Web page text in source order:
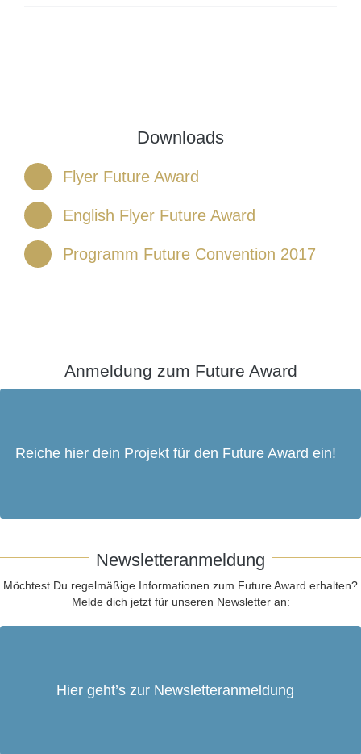
Downloads
Flyer Future Award
English Flyer Future Award
Programm Future Convention 2017
Anmeldung zum Future Award
Reiche hier dein Projekt für den Future Award ein!
Newsletteranmeldung
Möchtest Du regelmäßige Informationen zum Future Award erhalten?
Melde dich jetzt für unseren Newsletter an:
Hier geht’s zur Newsletteranmeldung